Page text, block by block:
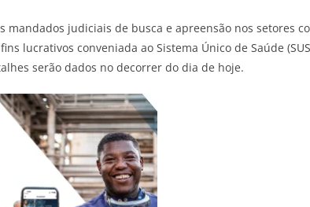
mandados judiciais de busca e apreensão nos setores
lucrativos conveniada ao Sistema Único de Saúde
serão dados no decorrer do dia de hoje.